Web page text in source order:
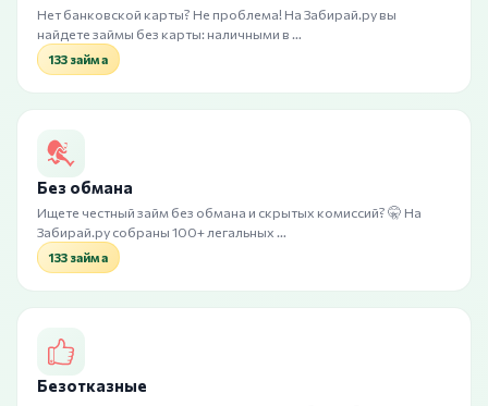
Нет банковской карты? Не проблема! На Забирай.ру вы
найдете займы без карты: наличными в …
133 займа
Без обмана
Ищете честный займ без обмана и скрытых комиссий? 🤫 На
Забирай.ру собраны 100+ легальных …
133 займа
Безотказные